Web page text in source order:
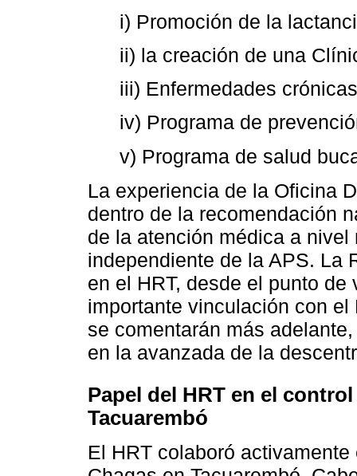
i) Promoción de la
ii) la creación de una
iii) Enfermedades
iv) Programa de
v) Programa de salud
La experiencia de la Oficina
dentro de la recomendación
de la atención médica a
independiente de la APS. La
en el HRT, desde el punto
importante vinculación con
se comentarán más
en la avanzada de la
Papel del HRT en el
Tacuarembó
El HRT colaboró